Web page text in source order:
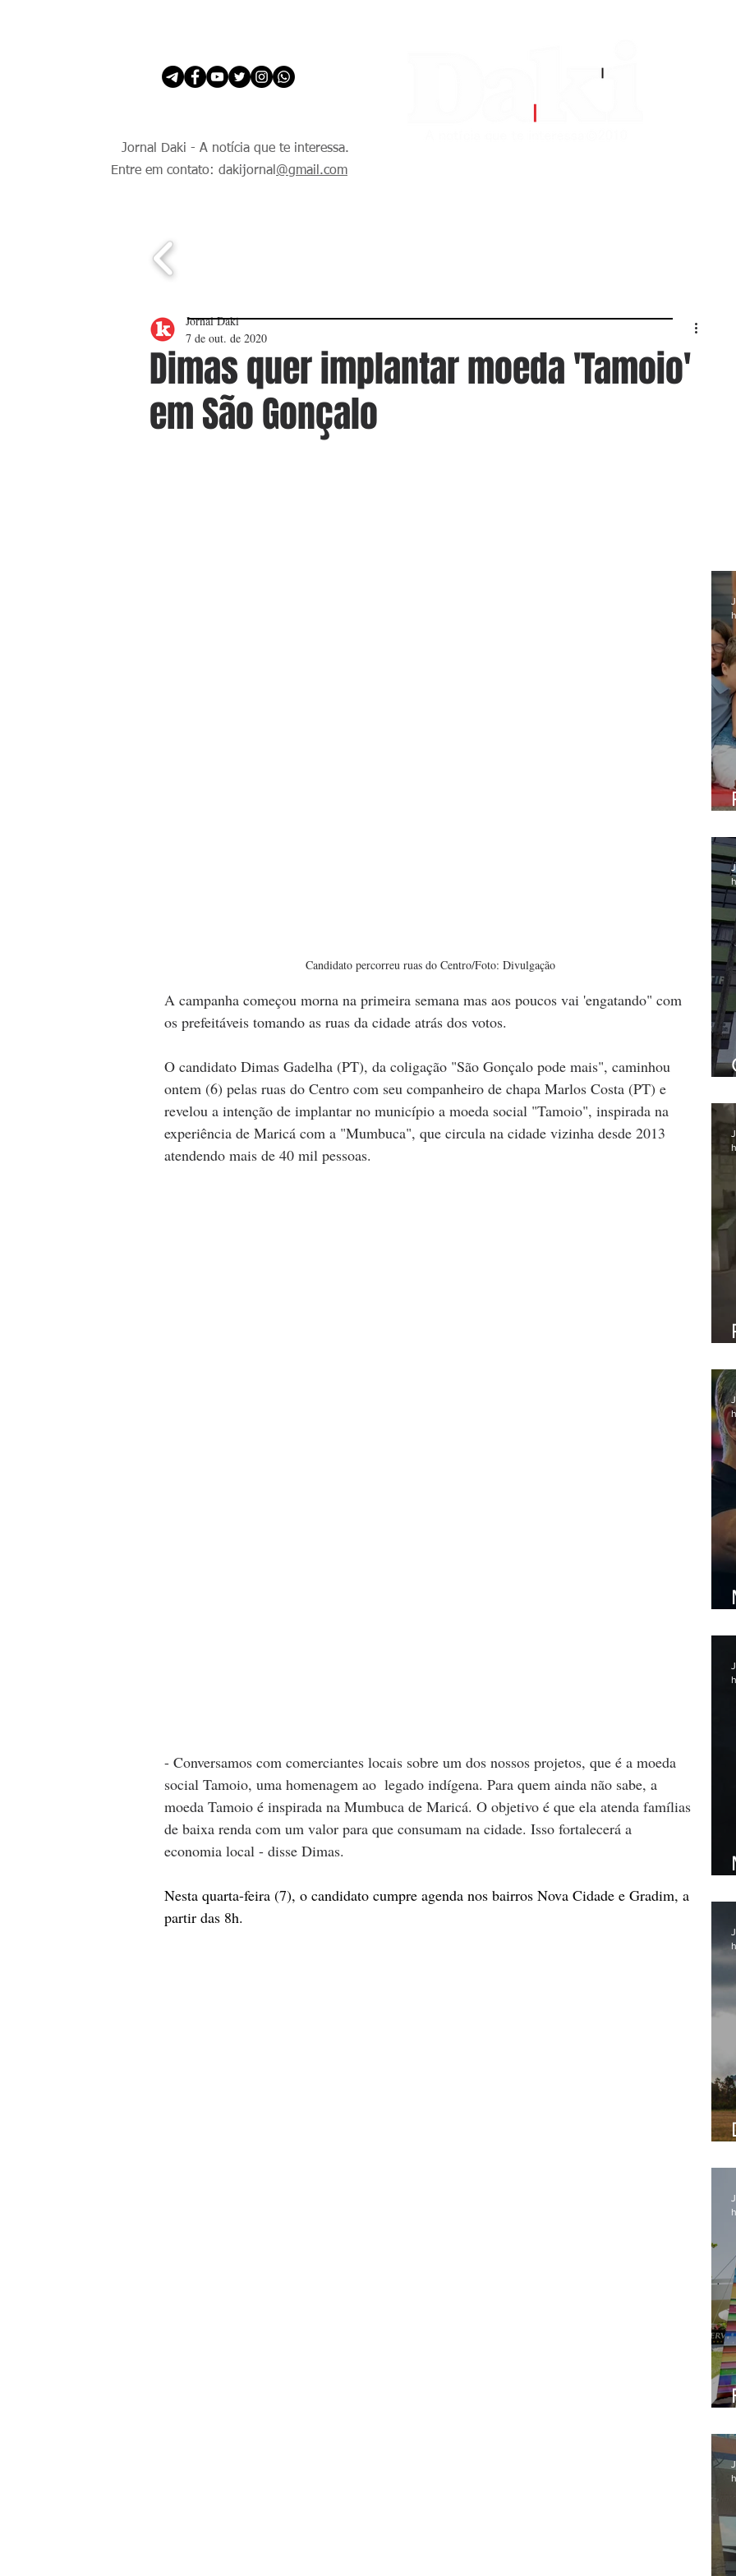
Jornal Daki - A notícia que te interessa.
Entre em contato: dakijornal @gmail.com
Dimas quer implantar moeda 'Tamoio'
em São Gonçalo
Jornal Daki
7 de out. de 2020
Candidato percorreu ruas do Centro/Foto: Divulgação
A campanha começou morna na primeira semana mas aos poucos vai 'engatando" com
os prefeitáveis tomando as ruas da cidade atrás dos votos.
O candidato Dimas Gadelha (PT), da coligação "São Gonçalo pode mais", caminhou
ontem (6) pelas ruas do Centro com seu companheiro de chapa Marlos Costa (PT) e
revelou a intenção de implantar no município a moeda social "Tamoio", inspirada na
experiência de Maricá com a "Mumbuca", que circula na cidade vizinha desde 2013
atendendo mais de 40 mil pessoas.
- Conversamos com comerciantes locais sobre um dos nossos projetos, que é a moeda
social Tamoio, uma homenagem ao  legado indígena. Para quem ainda não sabe, a
moeda Tamoio é inspirada na Mumbuca de Maricá. O objetivo é que ela atenda famílias
de baixa renda com um valor para que consumam na cidade. Isso fortalecerá a
economia local - disse Dimas.
Nesta quarta-feira (7), o candidato cumpre agenda nos bairros Nova Cidade e Gradim, a
partir das 8h.